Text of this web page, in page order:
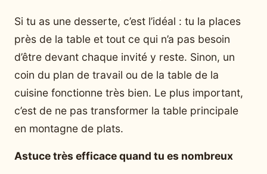
Si tu as une desserte, c’est l’idéal : tu la places
près de la table et tout ce qui n’a pas besoin
d’être devant chaque invité y reste. Sinon, un
coin du plan de travail ou de la table de la
cuisine fonctionne très bien. Le plus important,
c’est de ne pas transformer la table principale
en montagne de plats.
Astuce très efficace quand tu es nombreux